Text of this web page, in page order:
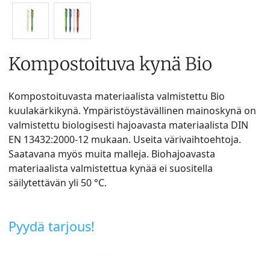
Kompostoituva kynä Bio
Kompostoituvasta materiaalista valmistettu Bio
kuulakärkikynä. Ympäristöystävällinen mainoskynä on
valmistettu biologisesti hajoavasta materiaalista DIN
EN 13432:2000-12 mukaan. Useita värivaihtoehtoja.
Saatavana myös muita malleja. Biohajoavasta
materiaalista valmistettua kynää ei suositella
säilytettävän yli 50 °C.
Pyydä tarjous!